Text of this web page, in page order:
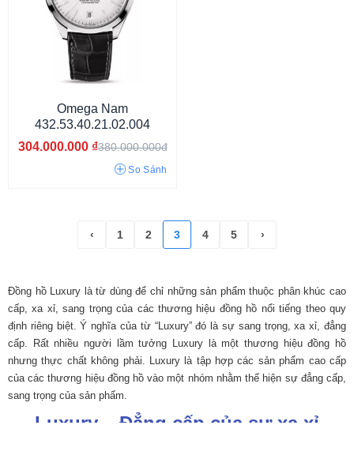
Đính đá Số La Mã Khảm trai
Sang trọng Cá tính Thời trang
Omega Nam
432.53.40.21.02.004
304.000.000 ₫380.000.000đ
So Sánh
‹ 1 2 3 4 5 ›
Đồng hồ Luxury là từ dùng để chỉ những sản phẩm thuộc phân khúc cao
cấp, xa xỉ, sang trọng của các thương hiệu đồng hồ nổi tiếng theo quy
định riêng biệt. Ý nghĩa của từ “Luxury” đó là sự sang trọng, xa xỉ, đẳng
cấp. Rất nhiều người lầm tưởng Luxury là một thương hiệu đồng hồ
nhưng thực chất không phải. Luxury là tập hợp các sản phẩm cao cấp
của các thương hiệu đồng hồ vào một nhóm nhằm thể hiện sự đẳng cấp,
sang trọng của sản phẩm.
Luxury – Đẳng cấp của sự xa xỉ